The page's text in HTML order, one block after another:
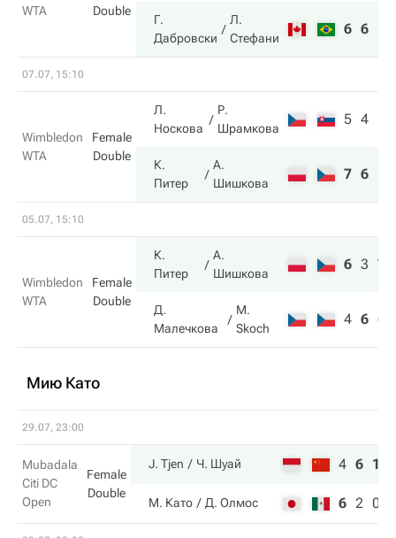
WTA
Double
Г.
Дабровски
Л.
Стефани
6 6
07.07, 15:10
Wimbledon
WTA
Female
Double
Л.
Носкова
Р.
Шрамкова
5 4
К.
Питер
А.
Шишкова
7 6
05.07, 15:10
Wimbledon
WTA
Female
Double
К.
Питер
А.
Шишкова
6 3 7
Д.
Малечкова
M.
Skoch
4 6 6
Мию Като
29.07, 23:00
Mubadala
Citi DC
Open
Female
Double
J. Tjen Ч. Шуай 4 6 10
М. Като Д. Олмос 6 2 0